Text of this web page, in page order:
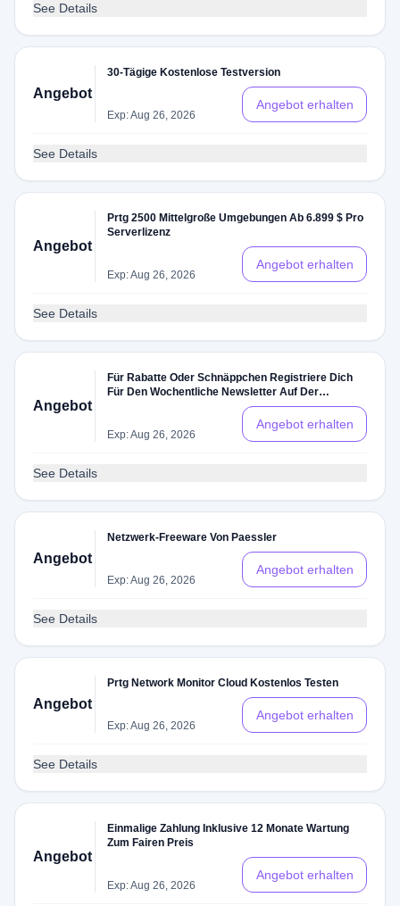
See Details
Angebot
30-Tägige Kostenlose Testversion
Exp: Aug 26, 2026
Angebot erhalten
See Details
Angebot
Prtg 2500 Mittelgroße Umgebungen Ab 6.899 $ Pro
Serverlizenz
Exp: Aug 26, 2026
Angebot erhalten
See Details
Angebot
Für Rabatte Oder Schnäppchen Registriere Dich
Für Den Wochentliche Newsletter Auf Der
Exp: Aug 26, 2026
Angebot erhalten
See Details
Angebot
Netzwerk-Freeware Von Paessler
Exp: Aug 26, 2026
Angebot erhalten
See Details
Angebot
Prtg Network Monitor Cloud Kostenlos Testen
Exp: Aug 26, 2026
Angebot erhalten
See Details
Angebot
Einmalige Zahlung Inklusive 12 Monate Wartung
Zum Fairen Preis
Exp: Aug 26, 2026
Angebot erhalten